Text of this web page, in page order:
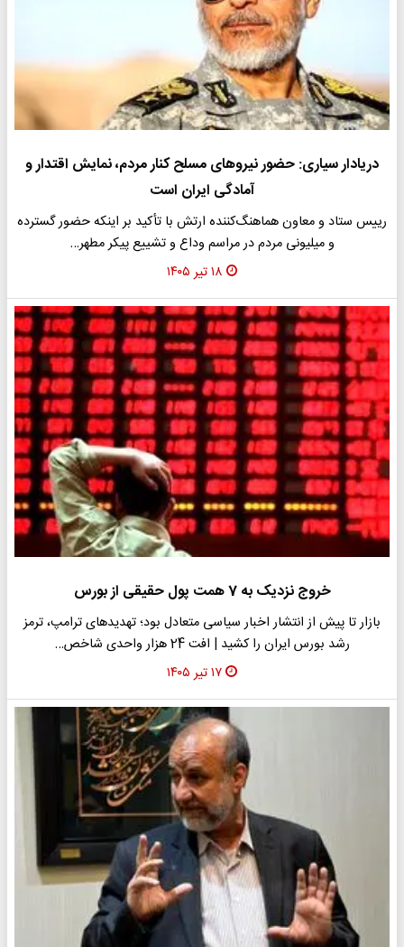
دریادار سیاری: حضور نیروهای مسلح کنار مردم، نمایش اقتدار و
آمادگی ایران است
رییس ستاد و معاون هماهنگ‌کننده ارتش با تأکید بر اینکه حضور گسترده
و میلیونی مردم در مراسم وداع و تشییع پیکر مطهر…
۱۸ تیر ۱۴۰۵
خروج نزدیک به 7 همت پول حقیقی از بورس
بازار تا پیش از انتشار اخبار سیاسی متعادل بود؛ تهدیدهای ترامپ، ترمز
رشد بورس ایران را کشید | افت 24 هزار واحدی شاخص…
۱۷ تیر ۱۴۰۵